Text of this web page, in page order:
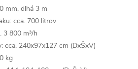
mm, dlhá 3 m
cca. 700 litrov
3 800 m³/h
cca. 240x97x127 cm (DxŠxV)
kg